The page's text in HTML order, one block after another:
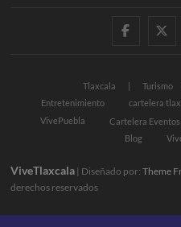
Tlaxcala Turismo
Entretenimiento
cartelera
VivePuebla
Cartelera
Blog
ViveTlaxcala | Diseñado por:Theme
derechos reservados